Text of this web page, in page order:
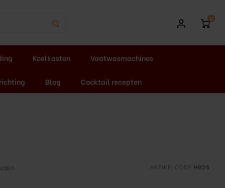
0
Koelkasten Vaatwasmachines
Blog Cocktail recepten
ARTIKELCODE H025